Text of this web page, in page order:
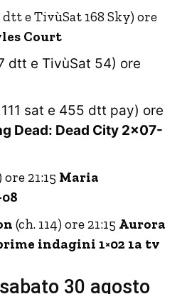
dtt e TivùSat 168 Sky) ore
Court
dtt e TivùSat 54) ore
sat e 455 dtt pay) ore
Dead: Dead City 2×07-
ore 21:15 Maria
(ch. 114) ore 21:15 Aurora
indagini 1×02 1a tv
30 agosto